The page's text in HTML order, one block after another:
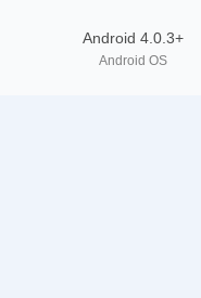
Android 4.0.3+
Android OS